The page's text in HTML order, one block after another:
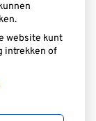
website kunt
intrekken of